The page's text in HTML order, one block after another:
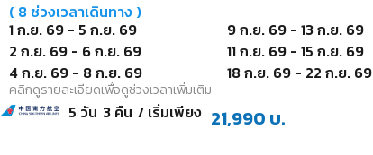
( 8ช่วงเวลาเดินทาง )
1 ก.ย. 69 - 5 ก.ย. 69
2 ก.ย. 69 - 6 ก.ย. 69
4 ก.ย. 69 - 8 ก.ย. 69
9 ก.ย. 69 -13 ก.ย. 69
11 ก.ย. 69 -15 ก.ย. 69
18 ก.ย. 69 - 22 ก.ย. 69
คลิกดูรายละเอียดเพื่อดูช่วงเวลาเพิ่มเติม
5 วัน 3คืน / เริ่มเพียง 21,990 บ.